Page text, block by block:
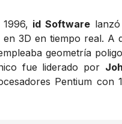
id Software lanzó
en 3D en tiempo real. A
geometría
fue liderado por
Pentium